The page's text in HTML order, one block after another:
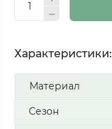
Характеристики:
Материал
Сезон